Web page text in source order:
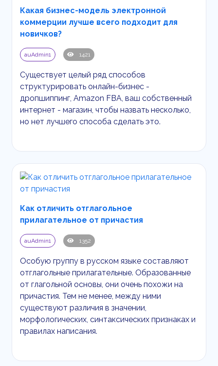
Какая бизнес-модель электронной
коммерции лучше всего подходит для
новичков?
auAdmin1 1421
Существует целый ряд способов
структурировать онлайн-бизнес -
дропшиппинг, Amazon FBA, ваш собственный
интернет - магазин, чтобы назвать несколько,
но нет лучшего способа сделать это.
Как отличить отглагольное
прилагательное от причастия
auAdmin1 1352
Особую группу в русском языке составляют
отглагольные прилагательные. Образованные
от глагольной основы, они очень похожи на
причастия. Тем не менее, между ними
существуют различия в значении,
морфологических, синтаксических признаках и
правилах написания.